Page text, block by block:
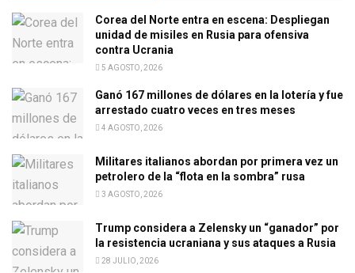
Corea del Norte entra en escena: Despliegan
unidad de misiles en Rusia para ofensiva
contra Ucrania
5 AGOSTO, 2026
Ganó 167 millones de dólares en la lotería y fue
arrestado cuatro veces en tres meses
4 AGOSTO, 2026
Militares italianos abordan por primera vez un
petrolero de la “flota en la sombra” rusa
3 AGOSTO, 2026
Trump considera a Zelensky un “ganador” por
la resistencia ucraniana y sus ataques a Rusia
28 JULIO, 2026